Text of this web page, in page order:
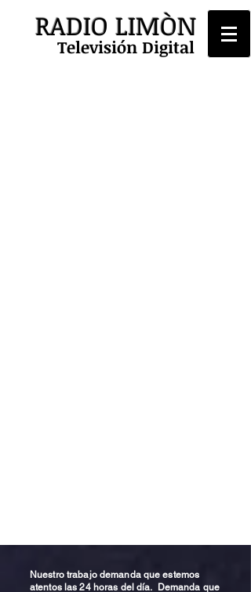
RADIO LIMÒN
Televisión Digital
Nuestro trabajo demanda que estemos
atentos las 24 horas del día. Demanda que